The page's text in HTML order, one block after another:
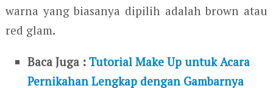
warna yang biasanya dipilih adalah brown atau
red glam.
Baca Juga :Tutorial Make Up untuk Acara
Pernikahan Lengkap dengan Gambarnya